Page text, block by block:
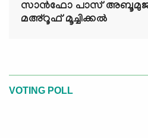
സാൻഫോ പാസ്
മഅ്റൂഫ് മൂച്ചിക്കല്‍
VOTING POLL